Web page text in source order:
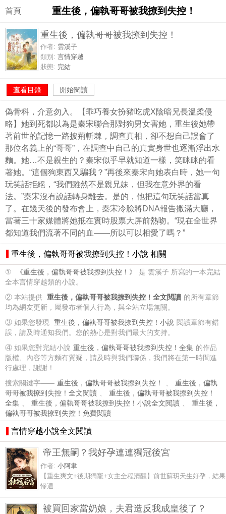
首頁 重生後，偏執哥哥被我撩到失控！
重生後，偏執哥哥被我撩到失控！
作者: 雲溪子
類別: 言情穿越
狀態: 完結
查看目錄 開始閱讀
偽骨科，介意勿入。【乖巧養女扮豬吃虎X陰暗兄長溫柔侵
略】她到死都以為是秦宋聯合那對狗男女害她，重生後她帶
著前世的記憶一路披荊斬棘，調查真相，卻不想自己誤會了
那位名義上的“哥哥”，在調查中自己的真實身世也逐漸浮出水
麵。她…不是親生的？秦宋似乎早就知道一樣，笑眯眯的看
著她。“這個狗東西又騙我？”再後來秦宋向她表白時，她一句
玩笑話拒絕，“我們雖然不是親兄妹，但我在意外界的看
法。”秦宋沒有說話轉身離去。是的，他把這句玩笑話當真
了。在幾天後的發布會上，秦宋冷臉將DNA報告撒滿大廳，
當著三十家媒體將她抵在實時股票大屏前熱吻。“現在全世界
都知道我們流著不同的血——所以可以相愛了嗎？”
重生後，偏執哥哥被我撩到失控！小說 相關
① 《重生後，偏執哥哥被我撩到失控！》
是 雲溪子 所寫的一本完結
全本言情穿越類的小說。
② 本站提供 重生後，偏執哥哥被我撩到失控！全文閱讀 的所有章節
均為網友更新，屬發布者個人行為，與全站立場無關。
③ 如果您發現 重生後，偏執哥哥被我撩到失控！小說 閱讀章節有錯
誤，請及時通知我們。您的熱心是對我們最大的支持。
④ 如果您對完結小說 重生後，偏執哥哥被我撩到失控！全集 的作品
版權、內容等方麵有質疑，請及時與我們聯係，我們將在第一時間進
行處理，謝謝！
搜索關鍵字—— 重生後，偏執哥哥被我撩到失控！ 、
重生後，偏執
哥哥被我撩到失控！全文閱讀 、
重生後，偏執哥哥被我撩到失控！
全集 、 重生後，偏執哥哥被我撩到失控！小說全文閱讀 、
重生後，
偏執哥哥被我撩到失控！免費閱讀
言情穿越小說全文閱讀
帝王無嗣？我好孕連連獨冠後宮
作者: 小阿聿
【重生爽文+後期獨寵+女主全程清醒】前世蘇玥天生好孕，結果
慘遭...
被買回家當奶娘，夫君造反我成皇後了？